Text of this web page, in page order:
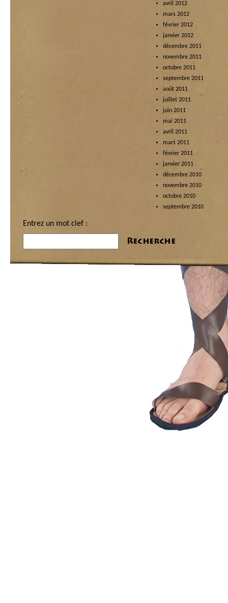
avril 2012
mars 2012
février 2012
janvier 2012
décembre 2011
novembre 2011
octobre 2011
septembre 2011
août 2011
juillet 2011
juin 2011
mai 2011
avril 2011
mars 2011
février 2011
janvier 2011
décembre 2010
novembre 2010
octobre 2010
septembre 2010
Entrez un mot clef :